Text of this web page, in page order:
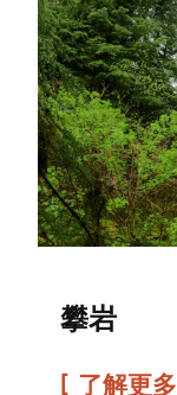
攀岩
了解更多